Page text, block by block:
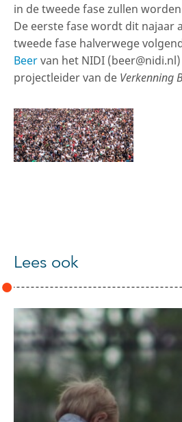
in de tweede fase zullen
De eerste fase wordt dit najaar
tweede fase halverwege
Beervan het NIDI
projectleider van de Verkenning
Lees ook